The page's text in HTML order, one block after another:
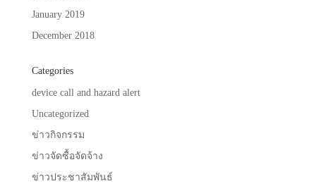
January 2019
December 2018
Categories
device call and hazard alert
Uncategorized
ข่าวกิจกรรม
ข่าวจัดซื้อจัดจ้าง
ข่าวประชาสัมพันธ์